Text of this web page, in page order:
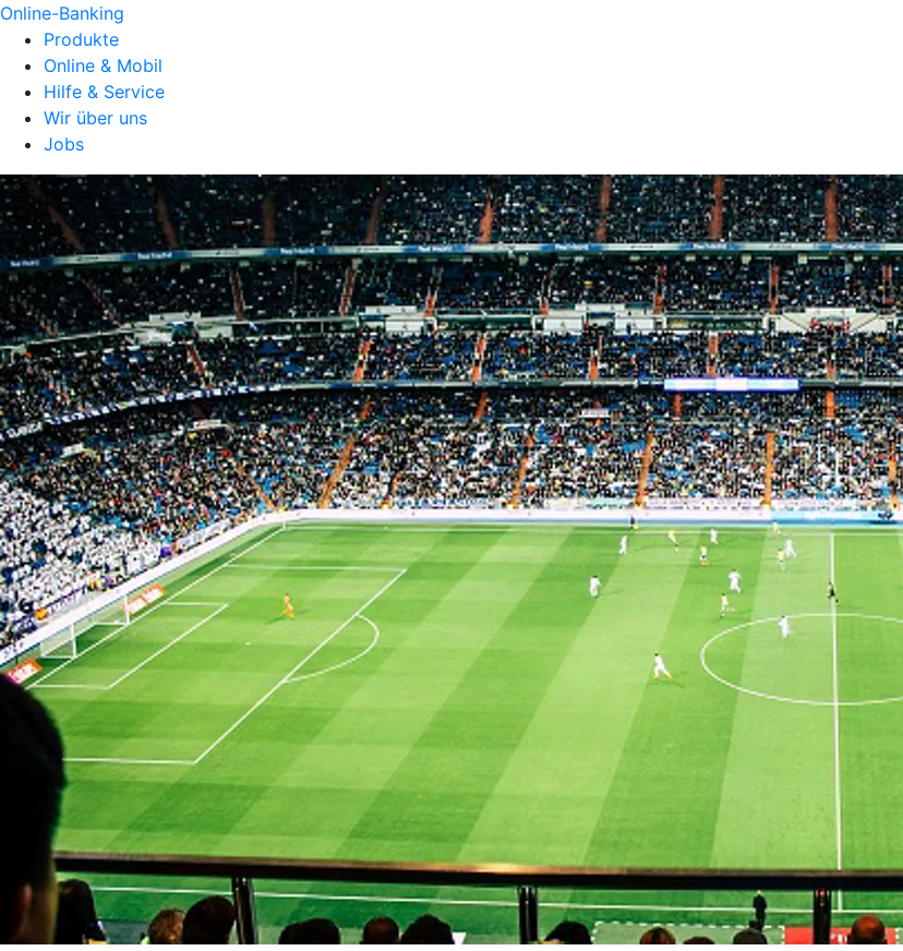
Online-Banking
Produkte
Online & Mobil
Hilfe & Service
Wir über uns
Jobs